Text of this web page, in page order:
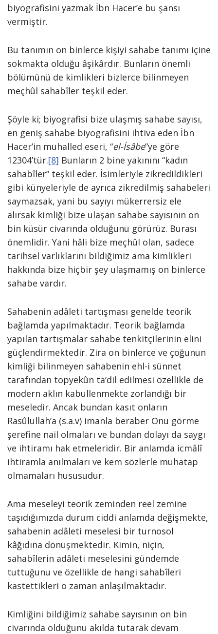
biyografisini yazmak İbn Hacer’e bu şansı
vermiştir.
Bu tanımın on binlerce kişiyi sahabe tanımı içine
sokmakta olduğu âşikârdır. Bunların önemli
bölümünü de kimlikleri bizlerce bilinmeyen
meçhûl sahabîler teşkil eder.
Şöyle ki; biyografisi bize ulaşmış sahabe sayısı,
en geniş sahabe biyografisini ihtiva eden İbn
Hacer’in muhalled eseri, “el-İsâbe”ye göre
12304’tür.[8] Bunların 2 bine yakınını “kadın
sahabîler” teşkil eder. İsimleriyle zikredildikleri
gibi künyeleriyle de ayrıca zikredilmiş sahabeleri
saymazsak, yani bu sayıyı mükerrersiz ele
alırsak kimliği bize ulaşan sahabe sayısının on
bin küsür civarında olduğunu görürüz. Burası
önemlidir. Yani hâli bize meçhûl olan, sadece
tarihsel varlıklarını bildiğimiz ama kimlikleri
hakkında bize hiçbir şey ulaşmamış on binlerce
sahabe vardır.
Sahabenin adâleti tartışması genelde teorik
bağlamda yapılmaktadır. Teorik bağlamda
yapılan tartışmalar sahabe tenkitçilerinin elini
güçlendirmektedir. Zira on binlerce ve çoğunun
kimliği bilinmeyen sahabenin ehl-i sünnet
tarafından topyekûn ta‘dil edilmesi özellikle de
modern aklın kabullenmekte zorlandığı bir
meseledir. Ancak bundan kasıt onların
Rasûlullah’a (s.a.v) imanla beraber Onu görme
şerefine nail olmaları ve bundan dolayı da saygı
ve ihtiramı hak etmeleridir. Bir anlamda icmâlî
ihtiramla anılmaları ve kem sözlerle muhatap
olmamaları hususudur.
Ama meseleyi teorik zeminden reel zemine
taşıdığımızda durum ciddi anlamda değişmekte,
sahabenin adâleti meselesi bir turnosol
kâğıdına dönüşmektedir. Kimin, niçin,
sahabîlerin adâleti meselesini gündemde
tuttuğunu ve özellikle de hangi sahabîleri
kastettikleri o zaman anlaşılmaktadır.
Kimliğini bildiğimiz sahabe sayısının on bin
civarında olduğunu akılda tutarak devam